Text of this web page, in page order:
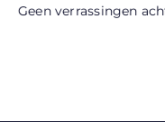
Geen verrassingen